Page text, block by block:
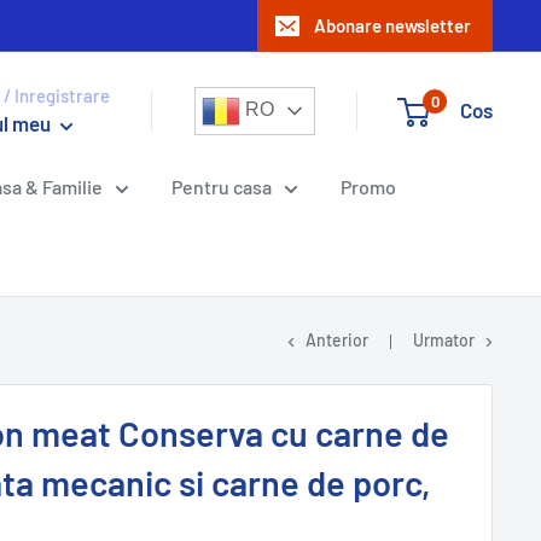
Abonare newsletter
/ Inregistrare
meu
RO 0 Cos
& Familie Pentru casa Promo
Anterior Urmator
meat Conserva cu carne de
mecanic si carne de porc,